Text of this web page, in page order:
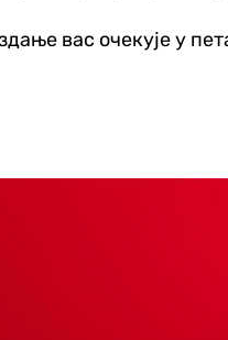
вас очекује у